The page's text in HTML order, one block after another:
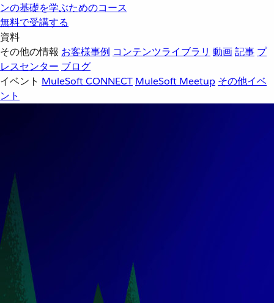
ンの基礎を学ぶためのコース
無料で受講する
資料
その他の情報 お客様事例 コンテンツライブラリ 動画記事 プ
レスセンター ブログ
イベント MuleSoft CONNECT MuleSoft Meetup その他イベ
ント